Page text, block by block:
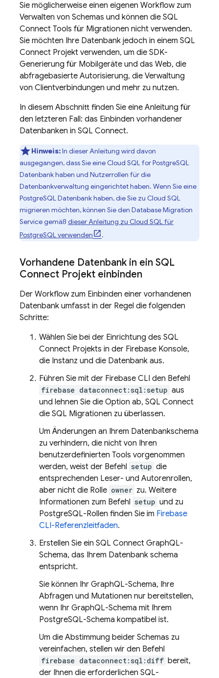
Sie möglicherweise einen eigenen Workflow zum
Verwalten von Schemas und können die SQL
Connect Tools für Migrationen nicht verwenden.
Sie möchten Ihre Datenbank jedoch in einem SQL
Connect Projekt verwenden, um die SDK-
Generierung für Mobilgeräte und das Web, die
abfragebasierte Autorisierung, die Verwaltung
von Clientverbindungen und mehr zu nutzen.
In diesem Abschnitt finden Sie eine Anleitung für
den letzteren Fall: das Einbinden vorhandener
Datenbanken in SQL Connect.
Hinweis:In dieser Anleitung wird davon
ausgegangen, dass Sie eine Cloud SQLfor PostgreSQL
Datenbank haben und Nutzerrollen für die
Datenbankverwaltung eingerichtet haben. Wenn Sie eine
PostgreSQL Datenbank haben, die Sie zu Cloud SQL
migrieren möchten, können Sie den Database Migration
Service gemäß dieser Anleitung zu Cloud SQLfür
PostgreSQL verwenden
.
Vorhandene Datenbank in ein SQL
Connect Projekt einbinden
Der Workflow zum Einbinden einer vorhandenen
Datenbank umfasst in der Regel die folgenden
Schritte:
Wählen Sie bei der Einrichtung des SQL
Connect Projekts in der Firebase Konsole,
die Instanz und die Datenbank aus.
Führen Sie mit der Firebase CLI den Befehl
firebase dataconnect:sql:setup aus
und lehnen Sie die Option ab, SQL Connect
die SQL Migrationen zu überlassen.
Um Änderungen an Ihrem Datenbankschema
zu verhindern, die nicht von Ihren
benutzerdefinierten Tools vorgenommen
werden, weist der Befehl setup die
entsprechenden Leser- und Autorenrollen,
aber nicht die Rolle owner zu. Weitere
Informationen zum Befehl setup und zu
PostgreSQL-Rollen finden Sie im Firebase
CLI-Referenzleitfaden.
Erstellen Sie ein SQL Connect GraphQL-
Schema, das Ihrem Datenbank schema
entspricht.
Sie können Ihr GraphQL-Schema, Ihre
Abfragen und Mutationen nur bereitstellen,
wenn Ihr GraphQL-Schema mit Ihrem
PostgreSQL-Schema kompatibel ist.
Um die Abstimmung beider Schemas zu
vereinfachen, stellen wir den Befehl
firebase dataconnect:sql:diff bereit,
der Ihnen die erforderlichen SQL-